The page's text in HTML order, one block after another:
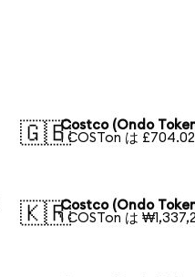
🇬🇧Costco (Ondo
1 COSTon は
🇰🇷Costco (Ondo
1 COSTon は